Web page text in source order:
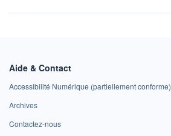
Aide & Contact
Accessibilité Numérique (partiellement conforme)
Archives
Contactez-nous